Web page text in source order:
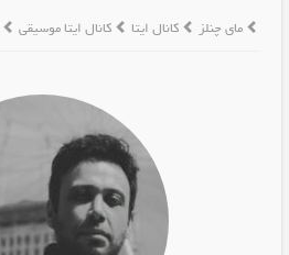
مای چنلز کانال ایتا کانال ایتا موسیقی